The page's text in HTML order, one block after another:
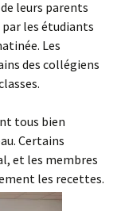
leurs parents
les étudiants
Les
des collégiens
tous bien
Certains
et les membres
les recettes.